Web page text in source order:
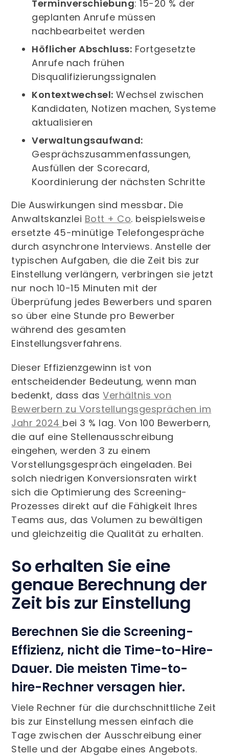
Terminverschiebung: 15-20 % der
geplanten Anrufe müssen
nachbearbeitet werden
Höflicher Abschluss: Fortgesetzte
Anrufe nach frühen
Disqualifizierungssignalen
Kontextwechsel: Wechsel zwischen
Kandidaten, Notizen machen, Systeme
aktualisieren
Verwaltungsaufwand:
Gesprächszusammenfassungen,
Ausfüllen der Scorecard,
Koordinierung der nächsten Schritte
Die Auswirkungen sind messbar. Die
Anwaltskanzlei Bott + Co. beispielsweise
ersetzte 45-minütige Telefongespräche
durch asynchrone Interviews. Anstelle der
typischen Aufgaben, die die Zeit bis zur
Einstellung verlängern, verbringen sie jetzt
nur noch 10-15 Minuten mit der
Überprüfung jedes Bewerbers und sparen
so über eine Stunde pro Bewerber
während des gesamten
Einstellungsverfahrens.
Dieser Effizienzgewinn ist von
entscheidender Bedeutung, wenn man
bedenkt, dass dasVerhältnis von
Bewerbern zu Vorstellungsgesprächen im
Jahr 2024 bei 3 % lag. Von 100 Bewerbern,
die auf eine Stellenausschreibung
eingehen, werden 3 zu einem
Vorstellungsgespräch eingeladen. Bei
solch niedrigen Konversionsraten wirkt
sich die Optimierung des Screening-
Prozesses direkt auf die Fähigkeit Ihres
Teams aus, das Volumen zu bewältigen
und gleichzeitig die Qualität zu erhalten.
So erhalten Sie eine
genaue Berechnung der
Zeit bis zur Einstellung
Berechnen Sie die Screening-
Effizienz, nicht die Time-to-Hire-
Dauer. Die meisten Time-to-
hire-Rechner versagen hier.
Viele Rechner für die durchschnittliche Zeit
bis zur Einstellung messen einfach die
Tage zwischen der Ausschreibung einer
Stelle und der Abgabe eines Angebots.